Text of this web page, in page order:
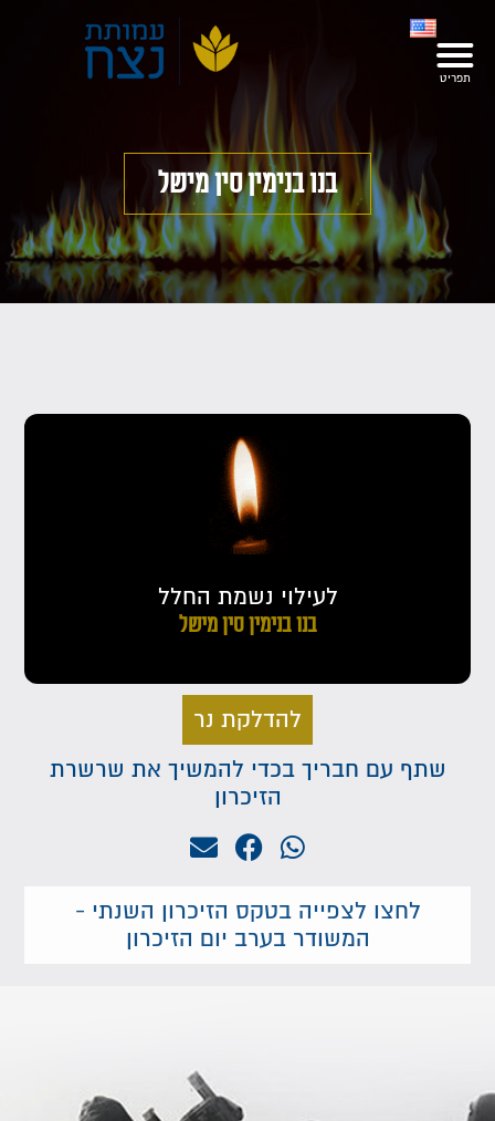
בנו בנימין סין מישל
לעילוי נשמת החלל
בנו בנימין סין מישל
להדלקת נר
שתף עם חבריך בכדי להמשיך את שרשרת
הזיכרון
לחצו לצפייה בטקס הזיכרון השנתי -
המשודר בערב יום הזיכרון